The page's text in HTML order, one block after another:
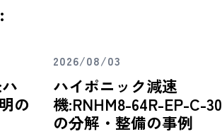
の
2026/08/03
ハイポニック減速
機:RNHM8-64R-EP-C-30
の分解・整備の事例